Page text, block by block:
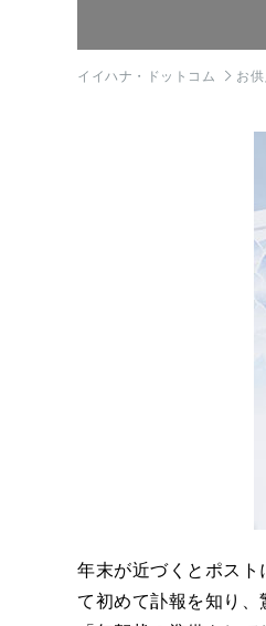
イイハナ・ドットコム お
年末が近づくとポス
て初めて訃報を知り